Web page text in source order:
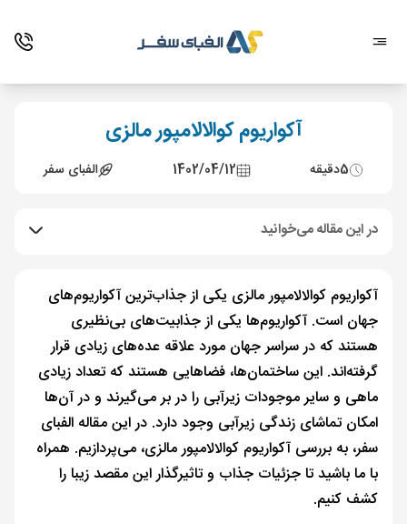
آکواریوم کوالالامپور مالزی
5دقیقه 1402/04/12 الفبای سفر
در این مقاله می‌خوانید
آکواریوم کوالالامپور مالزی یکی از جذاب‌ترین آکواریوم‌های
جهان است. آکواریوم‌ها یکی از جذابیت‌های بی‌نظیری
هستند که در سراسر جهان مورد علاقه عده‌های زیادی قرار
گرفته‌اند. این ساختمان‌ها، فضاهایی هستند که تعداد زیادی
ماهی و سایر موجودات زیرآبی را در بر می‌گیرند و در آن‌ها
امکان تماشای زندگی زیرآبی وجود دارد. در این مقاله الفبای
سفر، به بررسی آکواریوم کوالالامپور مالزی، می‌پردازیم. همراه
با ما باشید تا جزئیات جذاب و تاثیرگذار این مقصد زیبا را
کشف کنیم.